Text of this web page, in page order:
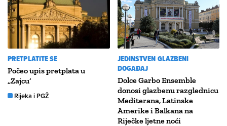
PRETPLATITE SE
Počeo upis pretplata u
,,Zajcu’
Rijeka i PGŽ
JEDINSTVEN GLAZBENI
DOGAĐAJ
Dolce Garbo Ensemble
donosi glazbenu razglednicu
Mediterana, Latinske
Amerike i Balkana na
Riječke ljetne noći